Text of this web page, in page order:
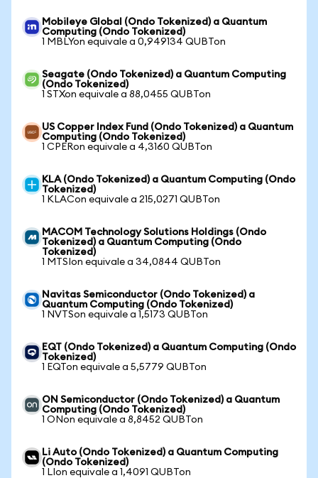
Mobileye Global (Ondo Tokenized) a Quantum
Computing (Ondo Tokenized)
1 MBLYon equivale a 0,949134 QUBTon
Seagate (Ondo Tokenized) a Quantum Computing
(Ondo Tokenized)
1 STXon equivale a 88,0455 QUBTon
US Copper Index Fund (Ondo Tokenized) a Quantum
Computing (Ondo Tokenized)
1 CPERon equivale a 4,3160 QUBTon
KLA (Ondo Tokenized) a Quantum Computing (Ondo
Tokenized)
1 KLACon equivale a 215,0271 QUBTon
MACOM Technology Solutions Holdings (Ondo
Tokenized) a Quantum Computing (Ondo
Tokenized)
1 MTSIon equivale a 34,0844 QUBTon
Navitas Semiconductor (Ondo Tokenized) a
Quantum Computing (Ondo Tokenized)
1 NVTSon equivale a 1,5173 QUBTon
EQT (Ondo Tokenized) a Quantum Computing (Ondo
Tokenized)
1 EQTon equivale a 5,5779 QUBTon
ON Semiconductor (Ondo Tokenized) a Quantum
Computing (Ondo Tokenized)
1 ONon equivale a 8,8452 QUBTon
Li Auto (Ondo Tokenized) a Quantum Computing
(Ondo Tokenized)
1 LIon equivale a 1,4091 QUBTon